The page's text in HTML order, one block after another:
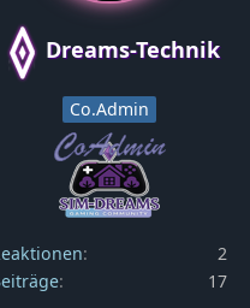
Dreams-Technik
Co.Admin
2
17